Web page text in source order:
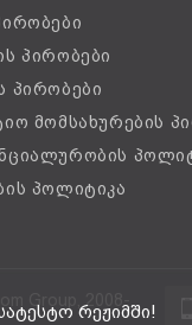
პირობები
პირობები
მომსახურების
პოლიტიკა
რეჟიმში!